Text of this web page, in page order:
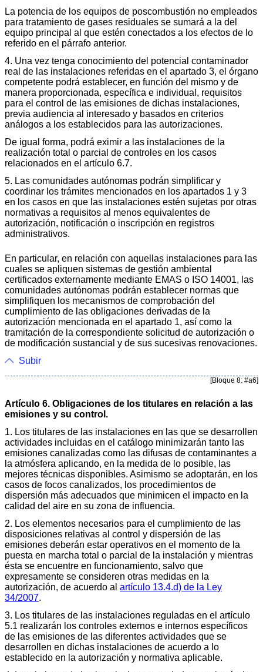
La potencia de los equipos de poscombustión no empleados
para tratamiento de gases residuales se sumará a la del
equipo principal al que estén conectados a los efectos de lo
referido en el párrafo anterior.
4. Una vez tenga conocimiento del potencial contaminador
real de las instalaciones referidas en el apartado 3, el órgano
competente podrá establecer, en función del mismo y de
manera proporcionada, específica e individual, requisitos
para el control de las emisiones de dichas instalaciones,
previa audiencia al interesado y basados en criterios
análogos a los establecidos para las autorizaciones.
De igual forma, podrá eximir a las instalaciones de la
realización total o parcial de controles en los casos
relacionados en el artículo 6.7.
5. Las comunidades autónomas podrán simplificar y
coordinar los trámites mencionados en los apartados 1 y 3
en los casos en que las instalaciones estén sujetas por otras
normativas a requisitos al menos equivalentes de
autorización, notificación o inscripción en registros
administrativos.
En particular, en relación con aquellas instalaciones para las
cuales se apliquen sistemas de gestión ambiental
certificados externamente mediante EMAS o ISO 14001, las
comunidades autónomas podrán establecer normas que
simplifiquen los mecanismos de comprobación del
cumplimiento de las obligaciones derivadas de la
autorización mencionada en el apartado 1, así como la
tramitación de la correspondiente solicitud de autorización o
de modificación sustancial y de sus sucesivas renovaciones.
Subir
[Bloque 8: #a6]
Artículo 6. Obligaciones de los titulares en relación a las
emisiones y su control.
1. Los titulares de las instalaciones en las que se desarrollen
actividades incluidas en el catálogo minimizarán tanto las
emisiones canalizadas como las difusas de contaminantes a
la atmósfera aplicando, en la medida de lo posible, las
mejores técnicas disponibles. Asimismo se adoptarán, en los
casos de focos canalizados, los procedimientos de
dispersión más adecuados que minimicen el impacto en la
calidad del aire en su zona de influencia.
2. Los elementos necesarios para el cumplimiento de las
disposiciones relativas al control y dispersión de las
emisiones deberán estar operativos en el momento de la
puesta en marcha total o parcial de la instalación y mientras
ésta se encuentre en funcionamiento, salvo que
expresamente se consideren otras medidas en la
autorización, de acuerdo al artículo 13.4.d) de la Ley
34/2007.
3. Los titulares de las instalaciones reguladas en el artículo
5.1 realizarán los controles externos e internos específicos
de las emisiones de las diferentes actividades que se
desarrollen en dichas instalaciones de acuerdo a lo
establecido en la autorización y normativa aplicable.